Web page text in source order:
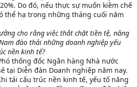
Do đó, nếu thực sự muốn kiềm chế
thể hạ trong những tháng cuối năm
cho rằng việc thắt chặt tiền tệ, nâng
đào thải những doanh nghiệp yếu
nền kinh tế?
thống đốc Ngân hàng Nhà nước
tại Diễn đàn Doanh nghiệp năm nay.
tái cấu trúc nền kinh tế, yếu tố năng